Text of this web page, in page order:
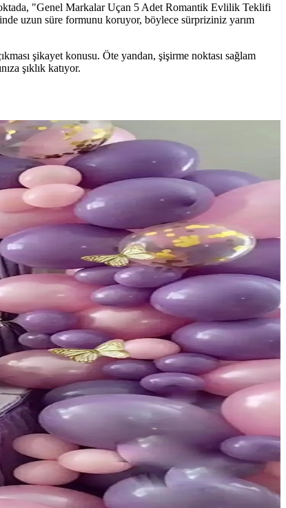
"Genel Markalar Uçan 5 Adet Romantik Evlilik Teklifi
uzun süre formunu koruyor, böylece sürpriziniz yarım
şikayet konusu. Öte yandan, şişirme noktası sağlam
şıklık katıyor.
tercih edilir.
gibi özel etkinlikler için ideal çözümler sunar.
özel kılar.
dekorasyon ürünü.